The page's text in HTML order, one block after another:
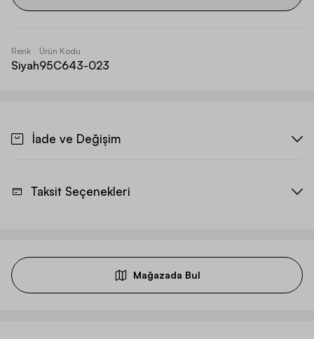
Renk
Siyah
Ürün Kodu
95C643-023
İade ve Değişim
Taksit Seçenekleri
Mağazada Bul